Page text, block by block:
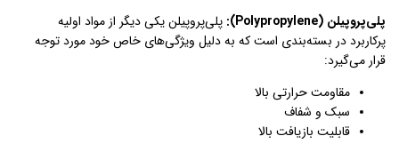
پلی‌پروپیلن (Polypropylene):
پلی‌پروپیلن یکی دیگر از مواد اولیه
پرکاربرد در بسته‌بندی است که به دلیل ویژگی‌های خاص خود مورد توجه
قرار می‌گیرد:
مقاومت حرارتی بالا
سبک و شفاف
قابلیت بازیافت بالا